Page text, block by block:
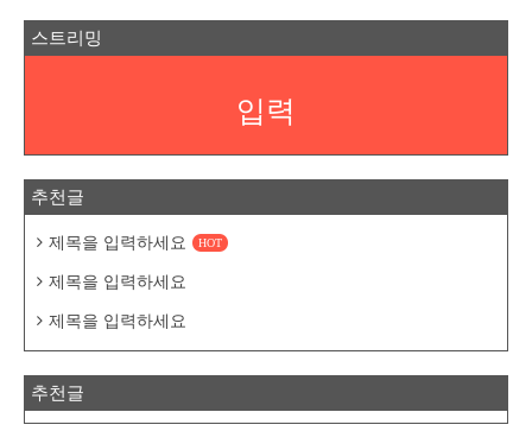
스트리밍
입력
추천글
제목을 입력하세요 HOT
제목을 입력하세요
제목을 입력하세요
추천글